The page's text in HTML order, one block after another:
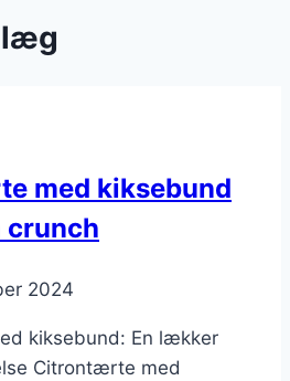
med kiksebund
crunch
2024
kiksebund: En lækker
Citrontærte med